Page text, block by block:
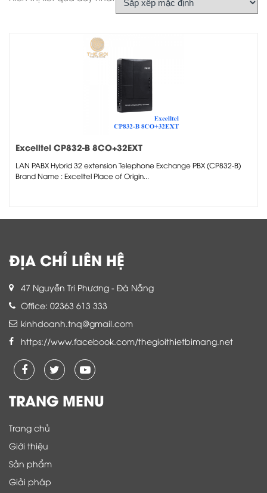
Excelltel CP832-B 8CO+32EXT
LAN PABX Hybrid 32 extension Telephone Exchange PBX (CP832-B)
Brand Name : Excelltel Place of Origin...
ĐỊA CHỈ LIÊN HỆ
47 Nguyễn Tri Phương - Đà Nẵng
Office: 02363 613 333
kinhdoanh.tnq@gmail.com
https://www.facebook.com/thegioithietbimang.net
TRANG MENU
Trang chủ
Giới thiệu
Sản phẩm
Giải pháp